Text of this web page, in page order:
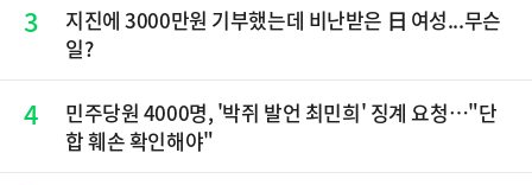
3
지진에 3000만원 기부했는데 비난받은 日 여성...무슨
일?
4
민주당원 4000명, '박쥐 발언 최민희' 징계 요청…"단
합 훼손 확인해야"